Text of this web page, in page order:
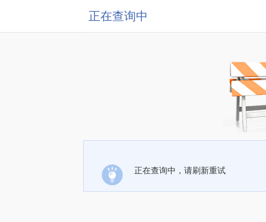
正在查询中
正在查询中，请刷新重试